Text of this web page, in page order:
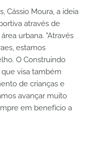
Cássio Moura, a ideia
através de
urbana. "Através
estamos
O Construindo
visa também
de crianças e
avançar muito
em benefício a